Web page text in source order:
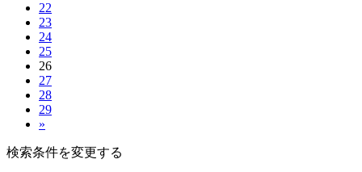
22
23
24
25
26
27
28
29
»
検索条件を変更する